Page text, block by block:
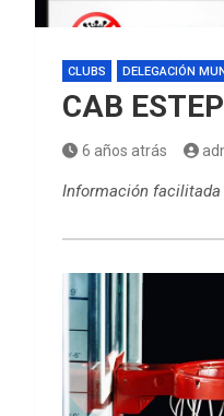
CLUBS DELEGACIÓN
CAB
6 años atrás
Información facilitada